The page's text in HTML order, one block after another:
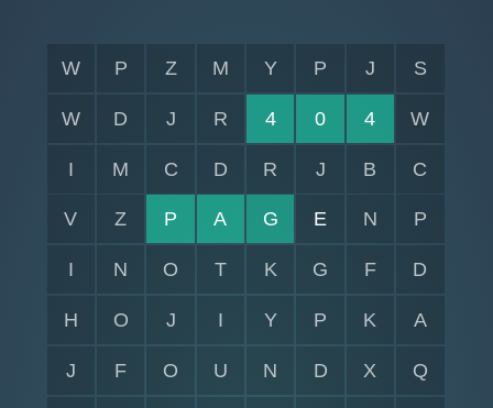
W P Z M Y P J S
W D J R 4 0 4 W
I M C D R J B C
V Z P A G E N P
I N O T K G F D
H O J I Y P K A
J F O U N D X Q